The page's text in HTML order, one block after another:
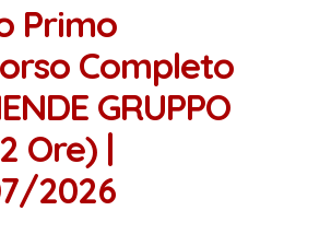
Primo
Completo
GRUPPO
Ore) |
2026